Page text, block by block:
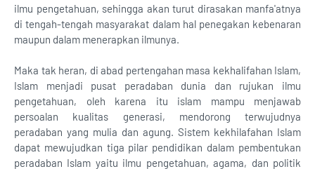
ilmu pengetahuan, sehingga akan turut dirasakan manfa'atnya
di tengah-tengah masyarakat dalam hal penegakan kebenaran
maupun dalam menerapkan ilmunya.
Maka tak heran, di abad pertengahan masa kekhalifahan Islam,
Islam menjadi pusat peradaban dunia dan rujukan ilmu
pengetahuan, oleh karena itu islam mampu menjawab
persoalan kualitas generasi, mendorong terwujudnya
peradaban yang mulia dan agung. Sistem kekhilafahan Islam
dapat mewujudkan tiga pilar pendidikan dalam pembentukan
peradaban Islam yaitu ilmu pengetahuan, agama, dan politik